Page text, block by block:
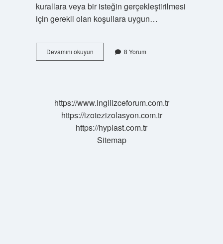
kurallara veya bir isteğin gerçekleştirilmesi
için gerekli olan koşullara uygun…
Devamını okuyunDilekçe
ne
8 Yorum
https://www.ingilizceforum.com.tr
https://izotezizolasyon.com.tr
https://hyplast.com.tr
Sitemap